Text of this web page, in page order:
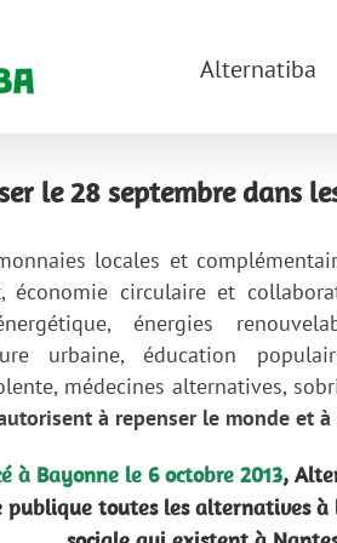
Alternatiba
le 28 septembre dans
locales et
économie circulaire et
énergies
urbaine, éducation
médecines alternatives,
à repenser le monde et à
à Bayonne le 6 octobre 2013,
publique toutes les alternatives